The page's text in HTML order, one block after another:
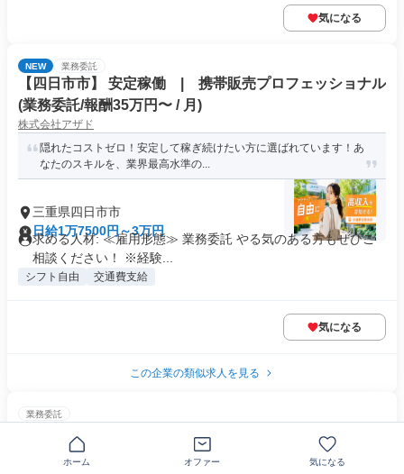
気になる
NEW 業務委託
【四日市市】 安定稼働 | 携帯販売プロフェッショナル
(業務委託/報酬35万円〜 / 月)
株式会社アザド
隠れたコストゼロ！安定して稼ぎ続けたい方に選ばれています！あ
なたのスキルを、業界最高水準の...
三重県四日市市
日給1万7500円～3万円
求める人材: ≪雇用形態≫ 業務委託 やる気のある方もぜひご
相談ください！ ※経験...
シフト自由 交通費支給
気になる
この企業の類似求人を見る
業務委託
ＪＣＳロジスコ株式会社
ホーム オファー 気になる